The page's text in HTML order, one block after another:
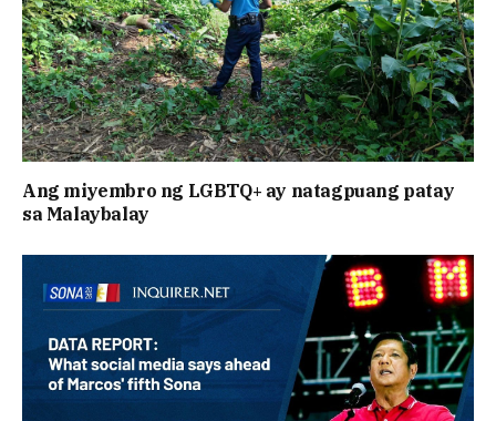
Ang miyembro ng LGBTQ+ ay natagpuang patay
sa Malaybalay